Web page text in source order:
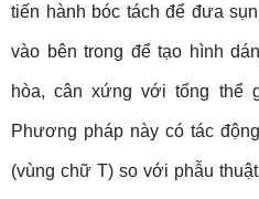
tiến hành bóc tách để đưa
vào bên trong để tạo hình
hòa, cân xứng với tổng thể
Phương pháp này có tác
(vùng chữ T) so với phẫu